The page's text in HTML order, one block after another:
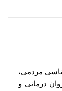
مردمی،
سابقه 6 سال روان درمانی و